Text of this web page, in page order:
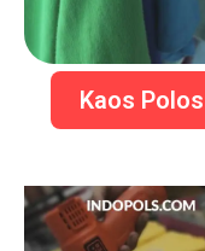
Kaos Polos